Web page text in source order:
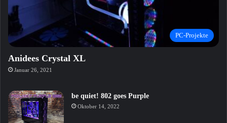
PC-Projekte
Anidees Crystal XL
Januar 26, 2021
be quiet! 802 goes Purple
Oktober 14, 2022